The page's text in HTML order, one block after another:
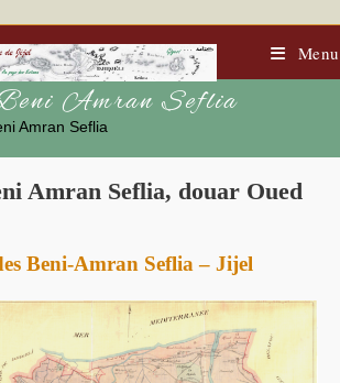
Menu
Amran Seflia
Amran Seflia
Amran Seflia, douar Oued
Beni-Amran Seflia – Jijel